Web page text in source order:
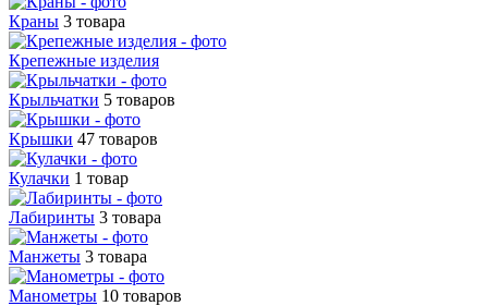
Краны 3 товара
Крепежные изделия
Крыльчатки 5 товаров
Крышки 47 товаров
Кулачки 1 товар
Лабиринты 3 товара
Манжеты 3 товара
Манометры 10 товаров